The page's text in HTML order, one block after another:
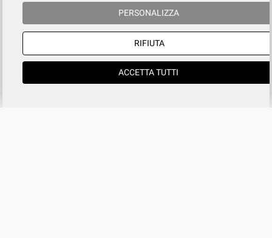
PERSONALIZZA
RIFIUTA
ACCETTA TUTTI